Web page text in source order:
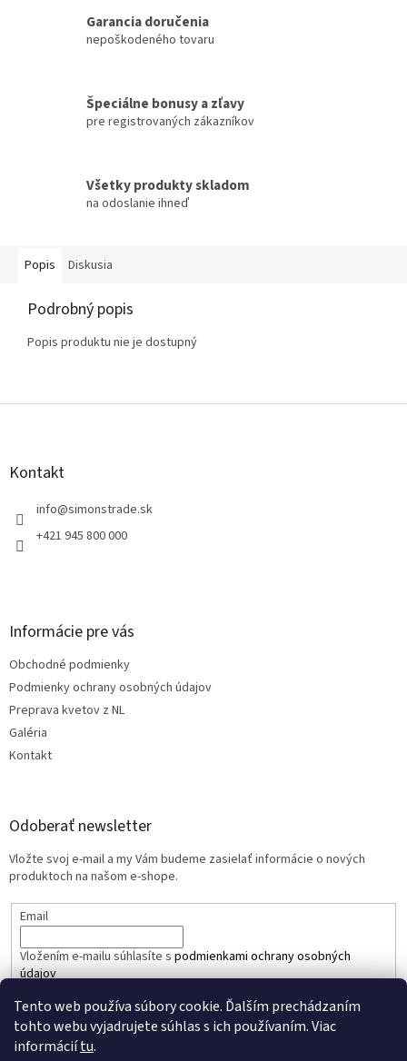
Tento web používa súbory cookie. Ďalším prechádzaním
tohto webu vyjadrujete súhlas s ich používaním. Viac
informáciítu.
Garancia doručenia
nepoškodeného tovaru
Špeciálne bonusy a zľavy
pre registrovaných zákazníkov
Všetky produkty skladom
na odoslanie ihneď
Popis Diskusia
Podrobný popis
Popis produktu nie je dostupný
Z
Kontakt
info@simonstrade.sk
+421 945 800 000
Informácie pre vás
Obchodné podmienky
Podmienky ochrany osobných údajov
Preprava kvetov z NL
Galéria
Kontakt
Odoberať newsletter
Vložte svoj e-mail a my Vám budeme zasielať informácie o nových
produktoch na našom e-shope.
Email
Vložením e-mailu súhlasíte s podmienkami ochrany osobných
údajov
PRIHLÁSIŤ SA